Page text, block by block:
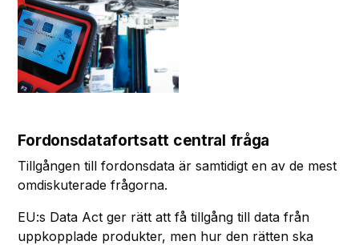
Fordonsdatafortsatt central fråga
Tillgången till fordonsdata är samtidigt en av de mest
omdiskuterade frågorna.
EU:s Data Act ger rätt att få tillgång till data från
uppkopplade produkter, men hur den rätten ska